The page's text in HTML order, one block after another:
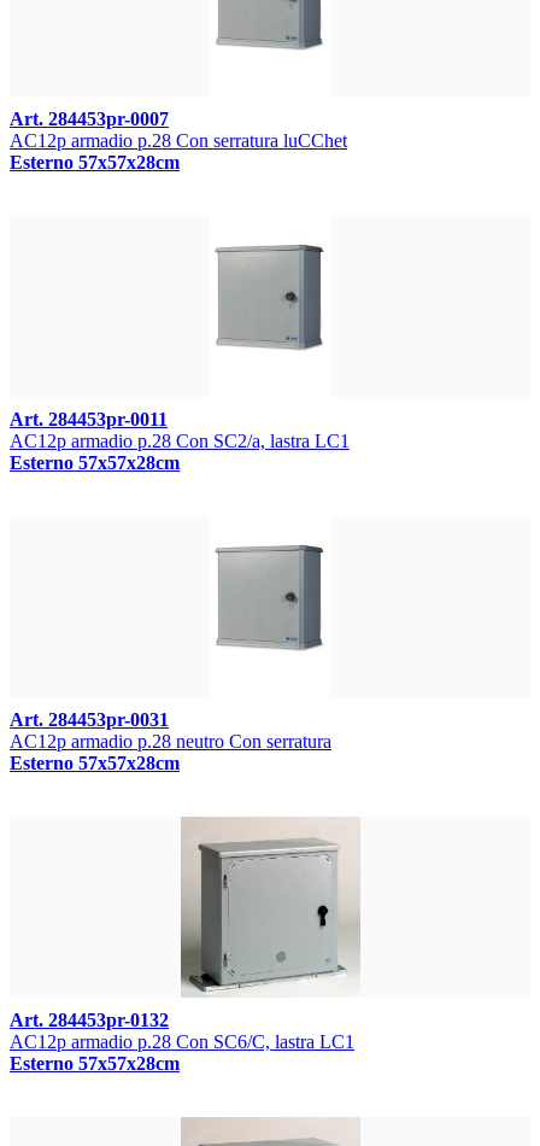
Art. 284453pr-0007
AC12p armadio p.28 Con serratura luCChet
Esterno 57x57x28cm
Art. 284453pr-0011
AC12p armadio p.28 Con SC2/a, lastra LC1
Esterno 57x57x28cm
Art. 284453pr-0031
AC12p armadio p.28 neutro Con serratura
Esterno 57x57x28cm
Art. 284453pr-0132
AC12p armadio p.28 Con SC6/C, lastra LC1
Esterno 57x57x28cm